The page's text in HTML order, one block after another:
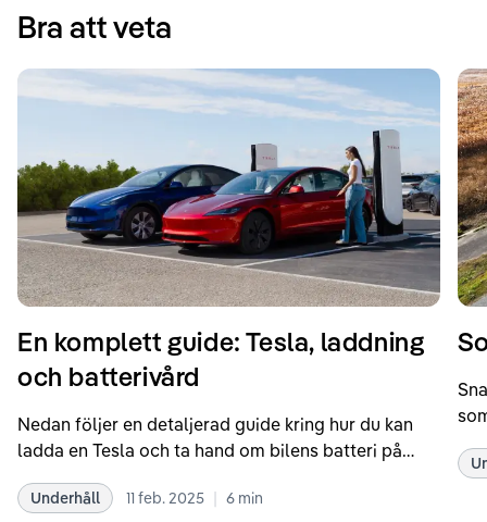
Bra att veta
En komplett guide: Tesla, laddning
och batterivård
Nedan följer en detaljerad guide kring hur du kan
ladda en Tesla och ta hand om bilens batteri på
rekommendationer samt våra egna erfarenheter
Underhåll 11 feb. 2025 | 6 min